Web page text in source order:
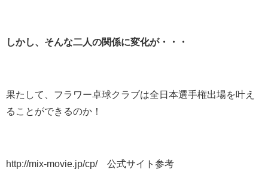
しかし、そんな二人の関係に変化が・・・
果たして、フラワー卓球クラブは全日本選手権出場を叶え
ることができるのか！
http://mix-movie.jp/cp/ 公式サイト参考